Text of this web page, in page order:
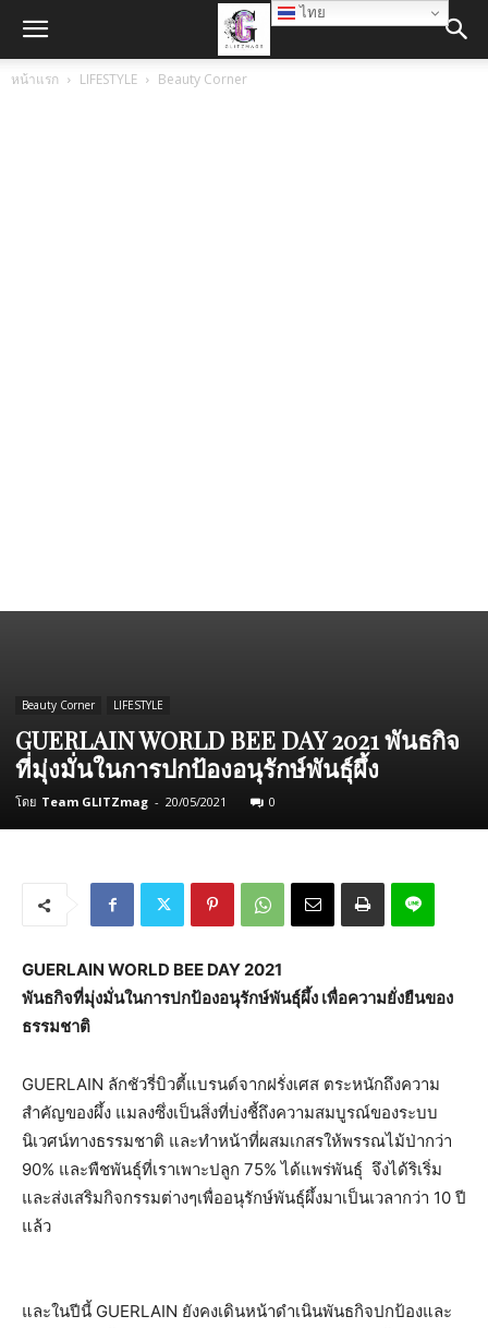
หน้าแรก LIFESTYLE Beauty Corner
Beauty Corner LIFESTYLE
GUERLAIN WORLD BEE DAY 2021 พันธกิจ
ที่มุ่งมั่นในการปกป้องอนุรักษ์พันธุ์ผึ้ง
โดย Team GLITZmag - 20/05/2021 0
GUERLAIN WORLD BEE DAY 2021
พันธกิจที่มุ่งมั่นในการปกป้องอนุรักษ์พันธุ์ผึ้ง เพื่อความยั่งยืนของ
ธรรมชาติ
GUERLAIN ลักชัวรี่บิวตี้แบรนด์จากฝรั่งเศส ตระหนักถึงความ
สำคัญของผึ้ง แมลงซึ่งเป็นสิ่งที่บ่งชี้ถึงความสมบูรณ์ของระบบ
นิเวศน์ทางธรรมชาติ และทำหน้าที่ผสมเกสรให้พรรณไม้ป่ากว่า
90% และพืชพันธุ์ที่เราเพาะปลูก 75% ได้แพร่พันธุ์ จึงได้ริเริ่ม
และส่งเสริมกิจกรรมต่างๆเพื่ออนุรักษ์พันธุ์ผึ้งมาเป็นเวลากว่า 10 ปี
แล้ว
และในปีนี้ GUERLAIN ยังคงเดินหน้าดำเนินพันธกิจปกป้องและ
ไทย